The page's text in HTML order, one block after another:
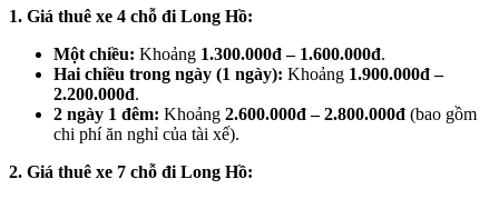
1. Giá thuê xe 4 chỗ đi Long Hồ:
Một chiều: Khoảng 1.300.000đ – 1.600.000đ.
Hai chiều trong ngày (1 ngày): Khoảng 1.900.000đ –
2.200.000đ.
2 ngày 1 đêm: Khoảng 2.600.000đ – 2.800.000đ (bao gồm
chi phí ăn nghỉ của tài xế).
2. Giá thuê xe 7 chỗ đi Long Hồ: